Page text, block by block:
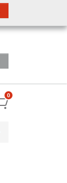
0Items